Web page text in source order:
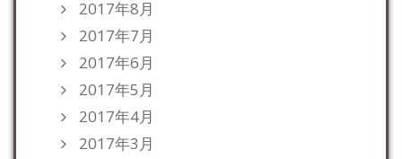
2017年8月
2017年7月
2017年6月
2017年5月
2017年4月
2017年3月